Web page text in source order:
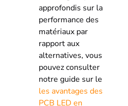
approfondis sur la
performance des
matériaux par
rapport aux
alternatives, vous
pouvez consulter
notre guide sur le
les avantages des
PCB LED en